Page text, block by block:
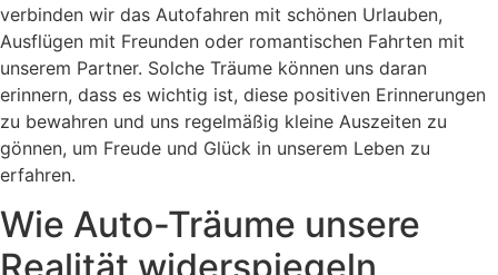
verbinden wir das Autofahren mit schönen Urlauben,
Ausflügen mit Freunden oder romantischen Fahrten mit
unserem Partner. Solche Träume können uns daran
erinnern, dass es wichtig ist, diese positiven Erinnerungen
zu bewahren und uns regelmäßig kleine Auszeiten zu
gönnen, um Freude und Glück in unserem Leben zu
erfahren.
Wie Auto-Träume unsere